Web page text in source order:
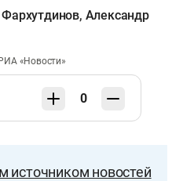
, Александр
«Новости»
0
источником новостей